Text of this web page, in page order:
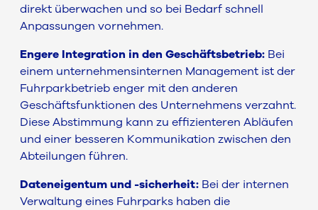
direkt überwachen und so bei Bedarf schnell
Anpassungen vornehmen.
Engere Integration in den Geschäftsbetrieb: Bei
einem unternehmensinternen Management ist der
Fuhrparkbetrieb enger mit den anderen
Geschäftsfunktionen des Unternehmens verzahnt.
Diese Abstimmung kann zu effizienteren Abläufen
und einer besseren Kommunikation zwischen den
Abteilungen führen.
Dateneigentum und -sicherheit: Bei der internen
Verwaltung eines Fuhrparks haben die